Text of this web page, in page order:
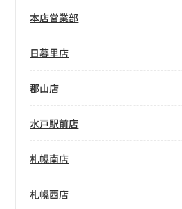
本店営業部
日暮里店
郡山店
水戸駅前店
札幌南店
札幌西店